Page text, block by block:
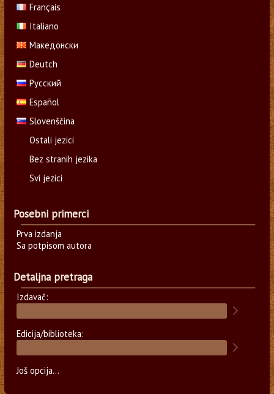
Français
Italiano
Македонски
Deutch
Русский
Español
Slovenščina
Ostali jezici
Bez stranih jezika
Svi jezici
Posebni primerci
Prva izdanja
Sa potpisom autora
Detaljna pretraga
Izdavač:
Edicija/biblioteka:
Još opcija...